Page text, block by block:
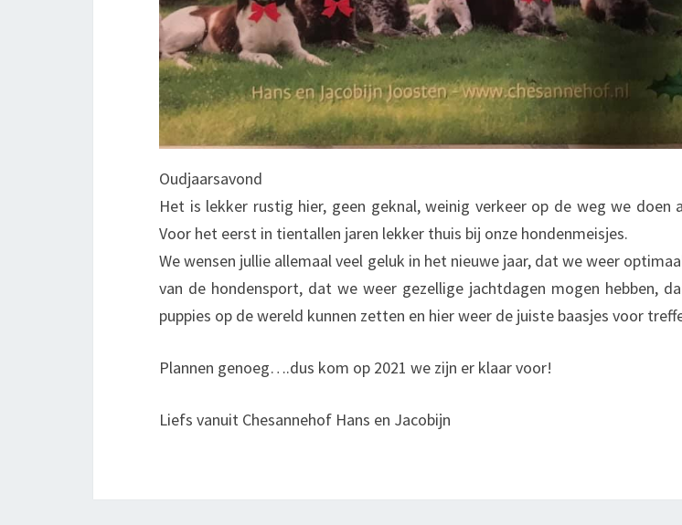
Oudjaarsavond
Het is lekker rustig hier, geen geknal, weinig verkeer op de weg we doen
Voor het eerst in tientallen jaren lekker thuis bij onze hondenmeisjes.
We wensen jullie allemaal veel geluk in het nieuwe jaar, dat we weer
van de hondensport, dat we weer gezellige jachtdagen mogen hebben,
puppies op de wereld kunnen zetten en hier weer de juiste baasjes voor
Plannen genoeg….dus kom op 2021 we zijn er klaar voor!
Liefs vanuit Chesannehof Hans en Jacobijn